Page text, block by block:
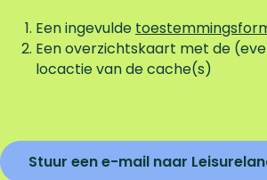
Een ingevulde
Een overzichtskaart met de
locactie van de cache(s)
Stuur een e-mail naar